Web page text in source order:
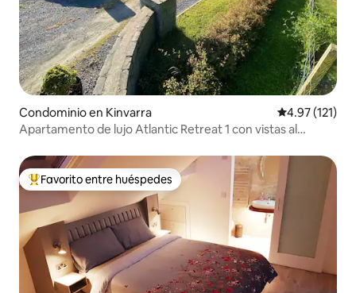
Condominio en Kinvarra Calificación
4.97 (121)
Apartamento de lujo Atlantic Retreat 1 con vistas al
De los mejores en Favorito entre huéspedes
Favorito entre huéspedes